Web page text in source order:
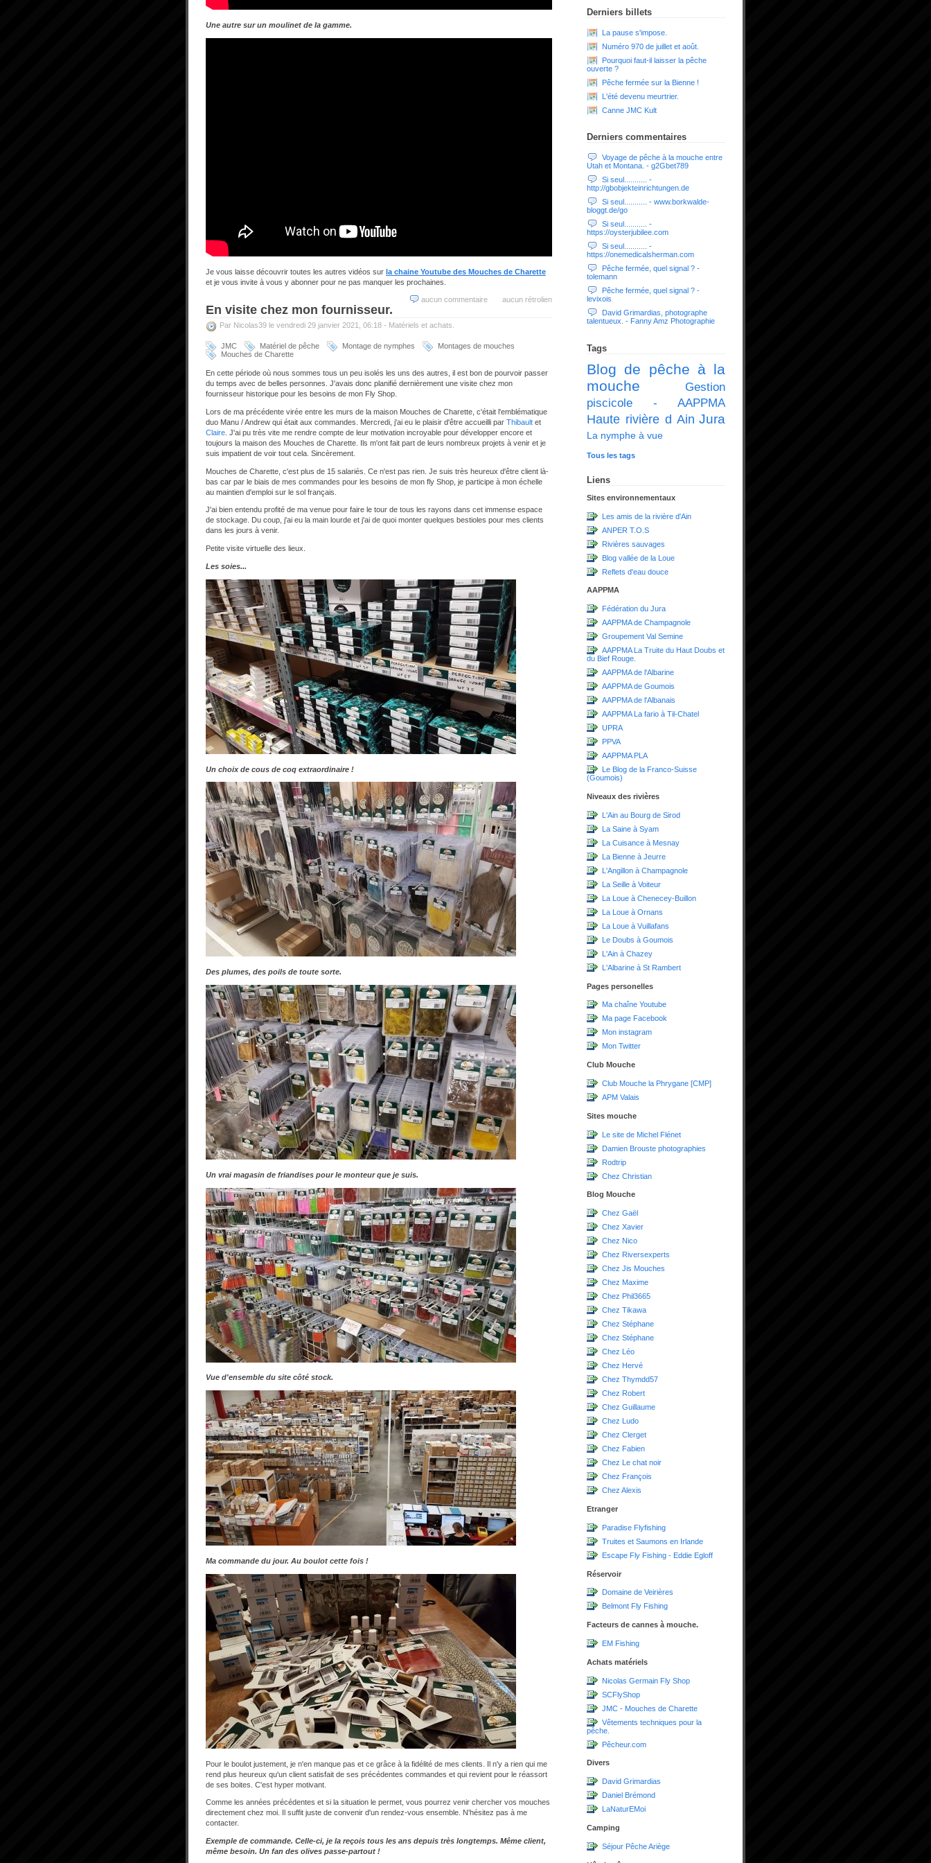
Une autre sur un moulinet de la gamme.
Je vous laisse découvrir toutes les autres vidéos sur la chaine Youtube des Mouches de Charette
et je vous invite à vous y abonner pour ne pas manquer les prochaines.
aucun commentaire aucun rétrolien
En visite chez mon fournisseur.
Par Nicolas39 le vendredi 29 janvier 2021, 06:18 - Matériels et achats.
JMC Matériel de pêche Montage de nymphes
Montages de mouches
Mouches de Charette
En cette période où nous sommes tous un peu isolés les uns des autres, il est bon de pourvoir passer
du temps avec de belles personnes. J'avais donc planifié dernièrement une visite chez mon
fournisseur historique pour les besoins de mon Fly Shop.
Lors de ma précédente virée entre les murs de la maison Mouches de Charette, c'était l'emblématique
duo Manu / Andrew qui était aux commandes. Mercredi, j'ai eu le plaisir d'être accueilli par Thibault et
Claire . J'ai pu très vite me rendre compte de leur motivation incroyable pour développer encore et
toujours la maison des Mouches de Charette. Ils m'ont fait part de leurs nombreux projets à venir et je
suis impatient de voir tout cela. Sincèrement.
Mouches de Charette, c'est plus de 15 salariés. Ce n'est pas rien. Je suis très heureux d'être client là-
bas car par le biais de mes commandes pour les besoins de mon fly Shop, je participe à mon échelle
au maintien d'emploi sur le sol français.
J'ai bien entendu profité de ma venue pour faire le tour de tous les rayons dans cet immense espace
de stockage. Du coup, j'ai eu la main lourde et j'ai de quoi monter quelques bestioles pour mes clients
dans les jours à venir.
Petite visite virtuelle des lieux.
Les soies...
Un choix de cous de coq extraordinaire !
Des plumes, des poils de toute sorte.
Un vrai magasin de friandises pour le monteur que je suis.
Vue d'ensemble du site côté stock.
Ma commande du jour. Au boulot cette fois !
Pour le boulot justement, je n'en manque pas et ce grâce à la fidélité de mes clients. Il n'y a rien qui me
rend plus heureux qu'un client satisfait de ses précédentes commandes et qui revient pour le réassort
de ses boites. C'est hyper motivant.
Comme les années précédentes et si la situation le permet, vous pourrez venir chercher vos mouches
directement chez moi. Il suffit juste de convenir d'un rendez-vous ensemble. N'hésitez pas à me
contacter.
Exemple de commande. Celle-ci, je la reçois tous les ans depuis très longtemps. Même client,
même besoin. Un fan des olives passe-partout !
Derniers billets
La pause s'impose.
Numéro 970 de juillet et août.
Pourquoi faut-il laisser la pêche
ouverte ?
Pêche fermée sur la Bienne !
L'été devenu meurtrier.
Canne JMC Kult
Derniers commentaires
Voyage de pêche à la mouche entre
Utah et Montana. - g2Gbet789
Si seul........... -
http://gbobjekteinrichtungen.de
Si seul........... - www.borkwalde-
bloggt.de/go
Si seul........... -
https://oysterjubilee.com
Si seul........... -
https://onemedicalsherman.com
Pêche fermée, quel signal ? -
tolemann
Pêche fermée, quel signal ? -
levixois
David Grimardias, photographe
talentueux. - Fanny Amz Photographie
Tags
Blog de pêche à la
mouche
Gestion
piscicole - AAPPMA
Haute rivière d Ain Jura
La nymphe à vue
Tous les tags
Liens
Sites environnementaux
Les amis de la rivière d'Ain
ANPER T.O.S
Rivières sauvages
Blog vallée de la Loue
Reflets d'eau douce
AAPPMA
Fédération du Jura
AAPPMA de Champagnole
Groupement Val Semine
AAPPMA La Truite du Haut Doubs et
du Bief Rouge.
AAPPMA de l'Albarine
AAPPMA de Goumois
AAPPMA de l'Albanais
AAPPMA La fario à Til-Chatel
UPRA
PPVA
AAPPMA PLA
Le Blog de la Franco-Suisse
(Goumois)
Niveaux des rivières
L'Ain au Bourg de Sirod
La Saine à Syam
La Cuisance à Mesnay
La Bienne à Jeurre
L'Angillon à Champagnole
La Seille à Voiteur
La Loue à Chenecey-Buillon
La Loue à Ornans
La Loue à Vuillafans
Le Doubs à Goumois
L'Ain à Chazey
L'Albarine à St Rambert
Pages personelles
Ma chaîne Youtube
Ma page Facebook
Mon instagram
Mon Twitter
Club Mouche
Club Mouche la Phrygane [CMP]
APM Valais
Sites mouche
Le site de Michel Flénet
Damien Brouste photographies
Rodtrip
Chez Christian
Blog Mouche
Chez Gaël
Chez Xavier
Chez Nico
Chez Riversexperts
Chez Jis Mouches
Chez Maxime
Chez Phil3665
Chez Tikawa
Chez Stéphane
Chez Stéphane
Chez Léo
Chez Hervé
Chez Thymdd57
Chez Robert
Chez Guillaume
Chez Ludo
Chez Clerget
Chez Fabien
Chez Le chat noir
Chez François
Chez Alexis
Etranger
Paradise Flyfishing
Truites et Saumons en Irlande
Escape Fly Fishing - Eddie Egloff
Réservoir
Domaine de Veirières
Belmont Fly Fishing
Facteurs de cannes à mouche.
EM Fishing
Achats matériels
Nicolas Germain Fly Shop
SCFlyShop
JMC - Mouches de Charette
Vêtements techniques pour la
pêche.
Pêcheur.com
Divers
David Grimardias
Daniel Brémond
LaNaturEMoi
Camping
Séjour Pêche Ariège